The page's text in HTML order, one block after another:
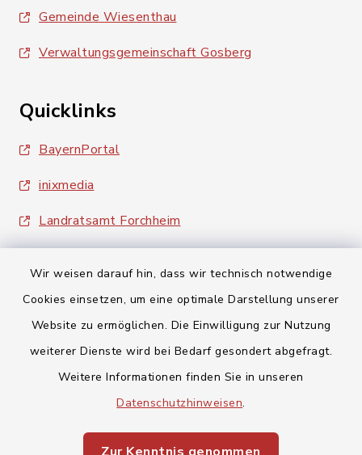
Wir weisen darauf hin, dass wir technisch notwendige
Cookies einsetzen, um eine optimale Darstellung unserer
Website zu ermöglichen. Die Einwilligung zur Nutzung
weiterer Dienste wird bei Bedarf gesondert abgefragt.
Weitere Informationen finden Sie in unseren
Datenschutzhinweisen.
Gemeinde Wiesenthau
Verwaltungsgemeinschaft Gosberg
Quicklinks
BayernPortal
inixmedia
Landratsamt Forchheim
Barrierefreiheit